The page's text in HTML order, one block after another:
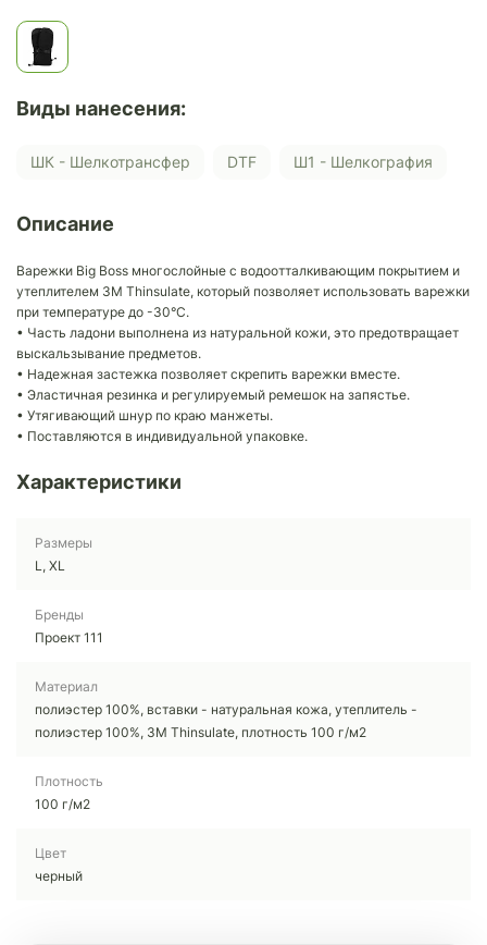
Виды нанесения:
ШК - Шелкотрансфер DTF Ш1 - Шелкография
Описание
Варежки Big Boss многослойные с водоотталкивающим покрытием и
утеплителем 3M Thinsulate, который позволяет использовать варежки
при температуре до -30°С.
• Часть ладони выполнена из натуральной кожи, это предотвращает
выскальзывание предметов.
• Надежная застежка позволяет скрепить варежки вместе.
• Эластичная резинка и регулируемый ремешок на запястье.
• Утягивающий шнур по краю манжеты.
• Поставляются в индивидуальной упаковке.
Характеристики
Размеры
L, XL
Бренды
Проект 111
Материал
полиэстер 100%, вставки - натуральная кожа, утеплитель -
полиэстер 100%, 3M Thinsulate, плотность 100 г/м2
Плотность
100 г/м2
Цвет
черный